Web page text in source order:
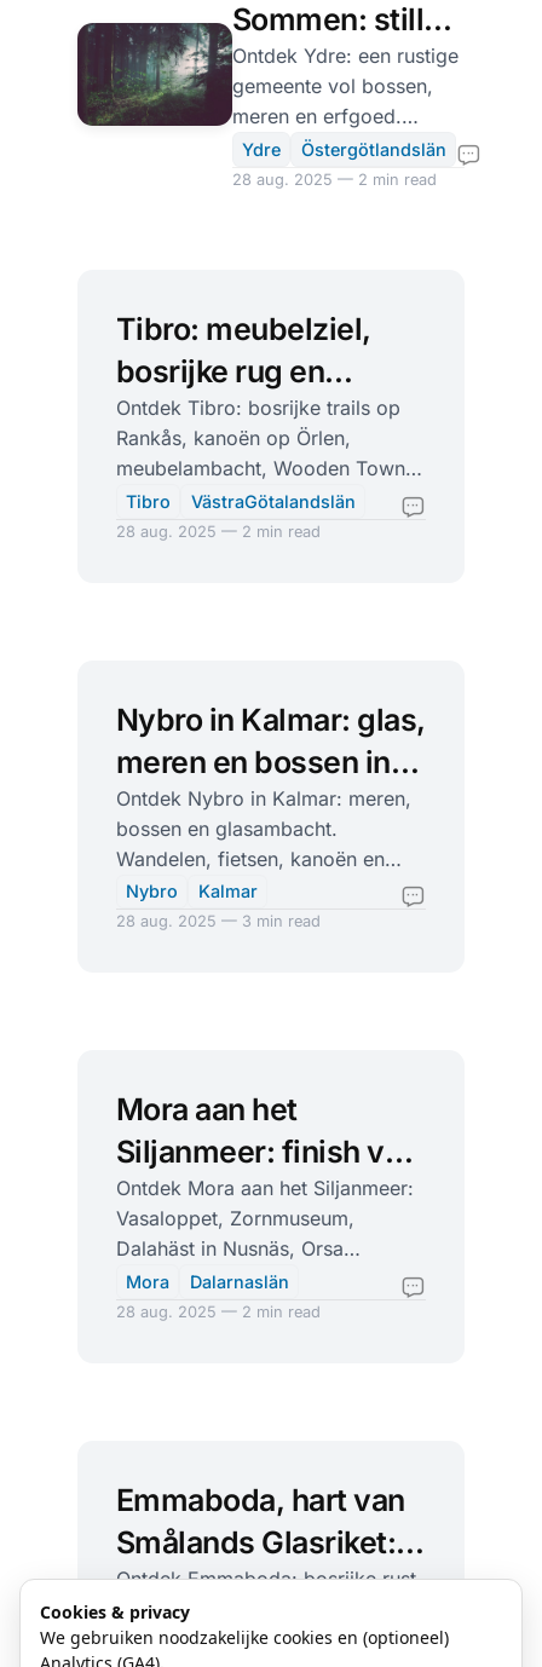
Sommen: stille
bossen,
glashelder
water
Ontdek Ydre: een rustige
gemeente vol bossen,
meren en erfgoed.
Wandelen, kanoën op
Sommen, musea en
Ydre Östergötlandslän
28 aug. 2025 — 2 min read
Tibro: meubelziel,
bosrijke rug en
strandjes aan Örlen
Ontdek Tibro: bosrijke trails op
Rankås, kanoën op Örlen,
meubelambacht, Wooden Town,
Mini-Zoo en gezellige cafés.
Dicht bij Skövde en Hjo.
Tibro VästraGötalandslän
28 aug. 2025 — 2 min read
Nybro in Kalmar: glas,
meren en bossen in
hartelijk Småland
Ontdek Nybro in Kalmar: meren,
bossen en glasambacht.
Wandelen, fietsen, kanoën en
familietrips naar Svartbäckmåla
en Pukeberg.
Nybro Kalmar
28 aug. 2025 — 3 min read
Mora aan het
Siljanmeer: finish van
Vasaloppet en kunst
van Zorn
Ontdek Mora aan het Siljanmeer:
Vasaloppet, Zornmuseum,
Dalahäst in Nusnäs, Orsa
Grönklitt en outdoor. Trein, bus
en luchthaven dichtbij.
Mora Dalarnaslän
28 aug. 2025 — 2 min read
Emmaboda, hart van
Smålands Glasriket:
bossen, glas en stilte
Ontdek Emmaboda: bosrijke rust,
The Glass Factory in Boda en
fijne wandel- en fietsroutes
Cookies & privacy
We gebruiken noodzakelijke cookies en (optioneel)